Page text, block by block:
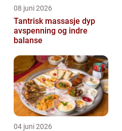
08 juni 2026
Tantrisk massasje dyp
avspenning og indre
balanse
04 juni 2026